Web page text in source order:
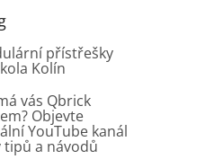
přístřešky
Kolín
vás Qbrick
Objevte
YouTube kanál
tipů a návodů